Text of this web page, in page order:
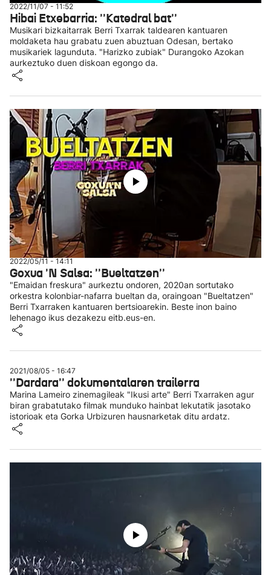
2022/11/07 - 11:52
Hibai Etxebarria: ''Katedral bat''
Musikari bizkaitarrak Berri Txarrak taldearen kantuaren
moldaketa hau grabatu zuen abuztuan Odesan, bertako
musikariek lagunduta. "Harizko zubiak" Durangoko Azokan
aurkeztuko duen diskoan egongo da.
2022/05/11 - 14:11
Goxua 'N Salsa: ''Bueltatzen''
"Emaidan freskura" aurkeztu ondoren, 2020an sortutako
orkestra kolonbiar-nafarra bueltan da, oraingoan "Bueltatzen"
Berri Txarraken kantuaren bertsioarekin. Beste inon baino
lehenago ikus dezakezu eitb.eus-en.
2021/08/05 - 16:47
''Dardara'' dokumentalaren trailerra
Marina Lameiro zinemagileak "Ikusi arte" Berri Txarraken agur
biran grabatutako filmak munduko hainbat lekutatik jasotako
istorioak eta Gorka Urbizuren hausnarketak ditu ardatz.